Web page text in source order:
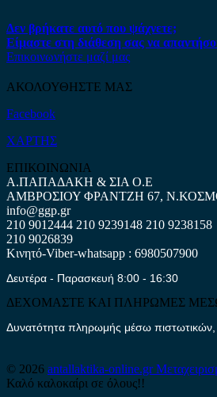
Δεν βρήκατε αυτό που ψάχνετε;
Είμαστε στη διάθεση σας να
Επικοινωνήστε μαζί μας
ΑΚΟΛΟΥΘΗΣΤΕ ΜΑΣ
Facebook
ΧΑΡΤΗΣ
ΕΠΙΚΟΙΝΩΝΙΑ
Α.ΠΑΠΑΔΑΚΗ & ΣΙΑ Ο.Ε
ΑΜΒΡΟΣΙΟΥ ΦΡΑΝΤΖΗ 67,
info@ggp.gr
210 9012444 210 9239148 210 9238158
210 9026839
Κινητό-Viber-whatsapp : 6980507900
Δευτέρα - Παρασκευή 8:00 - 16:30
ΔΕΧΟΜΑΣΤΕ ΚΑΙ ΠΛΗΡΩΜΕΣ
Δυνατότητα πληρωμής μέσω
© 2026 antallaktika-online.gr
Καλό καλοκαίρι σε όλους!!